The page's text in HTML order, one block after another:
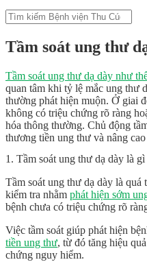
Tầm soát ung thư
Tầm soát ung thư dạ dày như
quan tâm khi tỷ lệ mắc ung thư
thường phát hiện muộn. Ở giai
không có triệu chứng rõ ràng
hóa thông thường. Chủ động
thương tiền ung thư và nâng
1. Tầm soát ung thư dạ dày là gì
Tầm soát ung thư dạ dày là
kiểm tra nhằm phát hiện sớm
bệnh chưa có triệu chứng rõ
Việc tầm soát giúp phát hiện
tiền ung thư, từ đó tăng hiệu
chứng nguy hiểm.